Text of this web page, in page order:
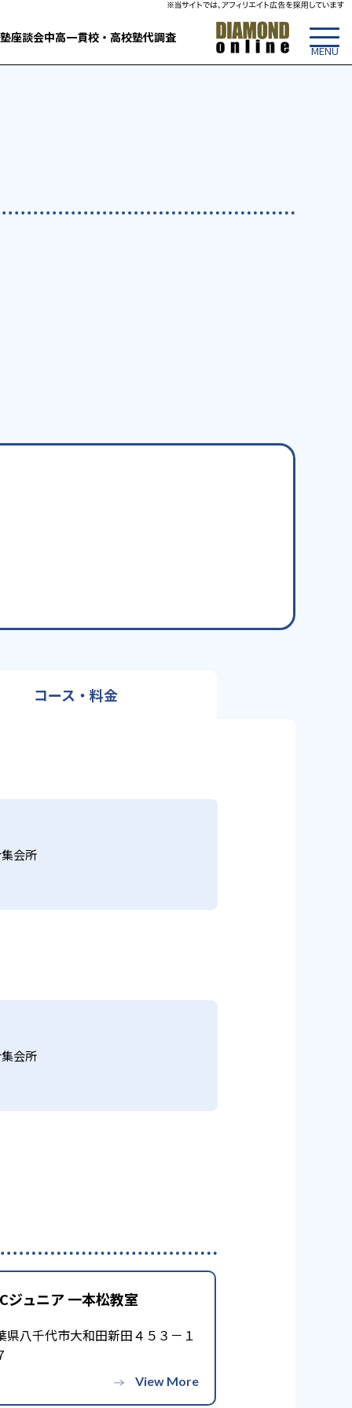
座談会中高一貫校・高校塾代調査
コース・料金
会所
会所
ジュニア 一本松教室
県八千代市大和田新田４５３－１